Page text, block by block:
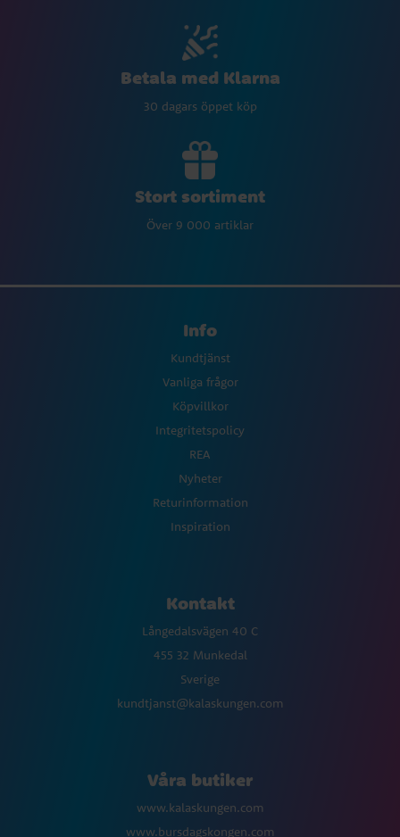
Betala med Klarna
30 dagars öppet köp
Stort sortiment
Över 9 000 artiklar
Info
Kundtjänst
Vanliga frågor
Köpvillkor
Integritetspolicy
REA
Nyheter
Returinformation
Inspiration
Kontakt
Långedalsvägen 40 C
455 32 Munkedal
Sverige
kundtjanst@kalaskungen.com
Våra butiker
www.kalaskungen.com
www.bursdagskongen.com